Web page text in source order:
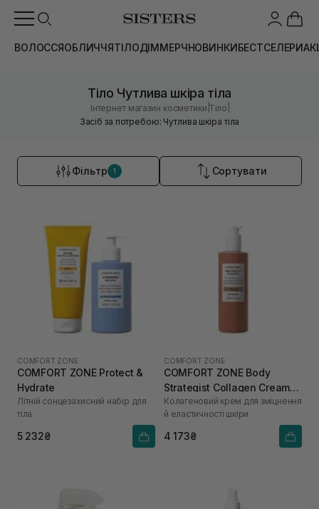
ВОЛОССЯОБЛИЧЧЯТІЛОДІММЕРЧНОВИНКИБЕСТСЕЛЕРИ
Тіло Чутлива шкіра тіла
Інтернет магазин косметики |Тіло
Засіб за потребою: Чутлива шкіра тіла
Фільтр 1 Сортувати
COMFORT ZONE
COMFORT ZONE Protect &
Hydrate
Літній сонцезахисний набір для
тіла
5 232₴
COMFORT ZONE
COMFORT ZONE Body
Strategist Collagen Cream
250 мл
Колагеновий крем для зміцнення
й еластичності шкіри
4 173₴